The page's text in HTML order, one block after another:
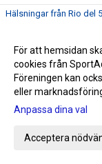
Hälsningar från Rio del 5
Hälsningar från Rio del 3
Hälsningar från Rio del 2
Första hälsningen från
SNART OLYMPISKA
För att hemsidan
cookies från
Föreningen kan
eller
Anpassa dina val
Acceptera